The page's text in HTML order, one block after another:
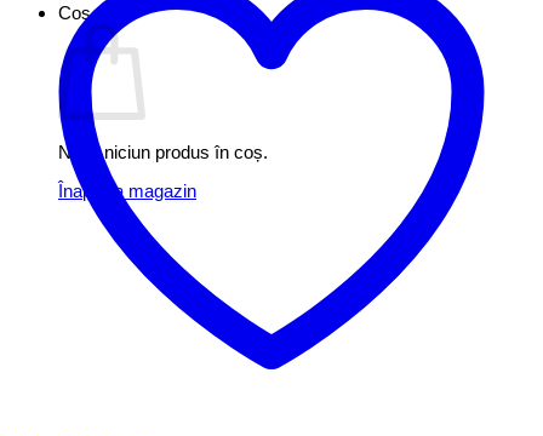
Coș
Nu ai niciun produs în coș.
Înapoi la magazin